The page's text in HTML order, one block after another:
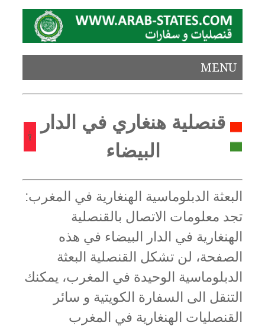
MENU
قنصلية هنغاري في الدار
البيضاء
البعثة الدبلوماسية الهنغارية في المغرب:
تجد معلومات الاتصال بالقنصلية
الهنغارية في الدار البيضاء في هذه
الصفحة، لن تشكل القنصلية البعثة
الدبلوماسية الوحيدة في المغرب، يمكنك
التنقل الى السفارة الكويتية و سائر
القنصليات الهنغارية في المغرب